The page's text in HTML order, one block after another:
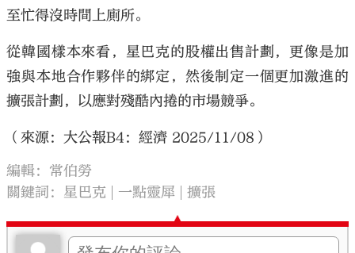
至忙得沒時間上廁所。
從韓國樣本來看，星巴克的股權出售計劃，更像是加
強與本地合作夥伴的綁定，然後制定一個更加激進的
擴張計劃，以應對殘酷內捲的市場競爭。
（來源：大公報B4：經濟 2025/11/08）
編輯：常伯勞
關鍵詞： 星巴克 一點靈犀 擴張